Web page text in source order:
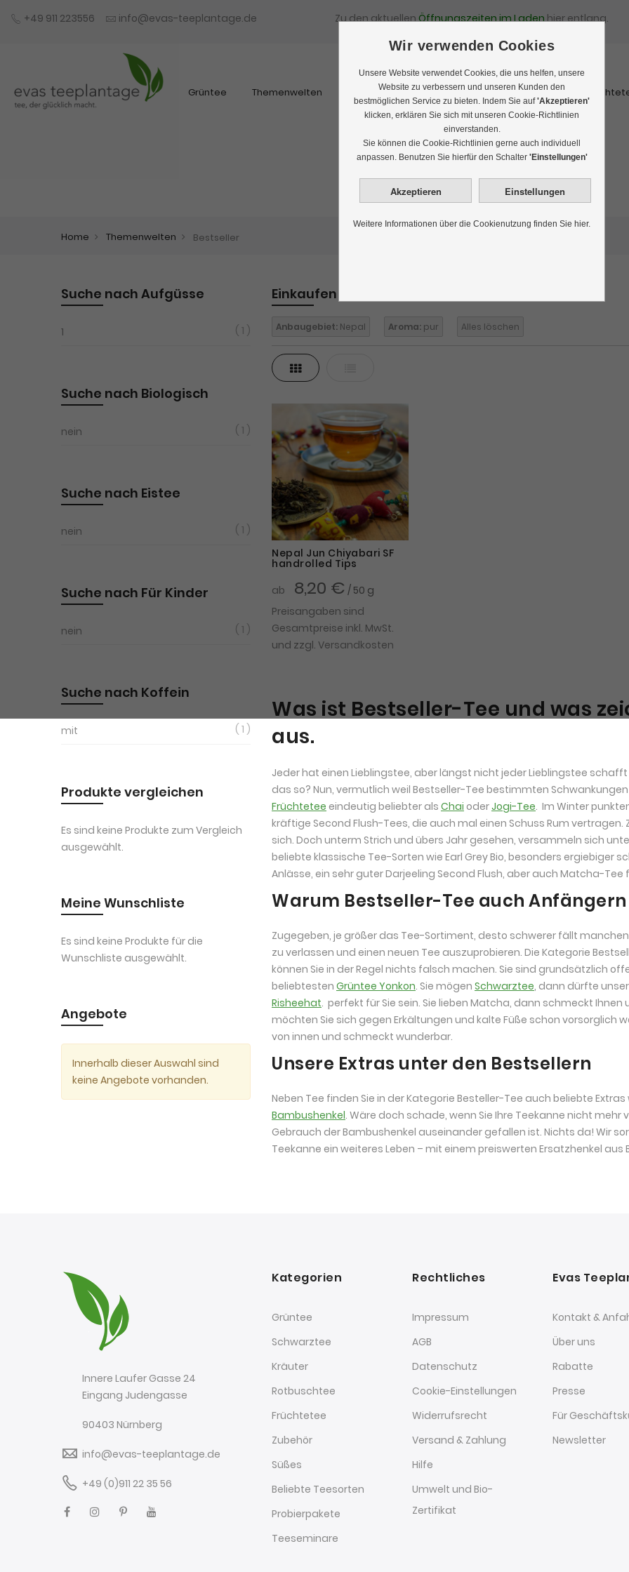
+49 911 223556 info@evas-teeplantage.de Zu den aktuellenÖffnungszeiten im Ladenhier entlang.
Grüntee Themenwelten Schwarztee Rooibostee Kräutertee
Bestseller
Home Themenwelten Bestseller
Einkaufen nach
Anbaugebiet: Nepal Aroma: pur Alles löschen
Raster
Nepal Jun Chiyabari SF
handrolled Tips
ab
8,20 € / 50 g
Preisangaben sind
Gesamtpreise inkl. MwSt.
und zzgl. Versandkosten
Was ist Bestseller-Tee und was
aus.
Jeder hat einen Lieblingstee, aber längst nicht jeder Lieblingstee
das so? Nun, vermutlich weil Bestseller-Tee bestimmten
Früchtetee eindeutig beliebter als Chai oderJogi-Tee. Im Winter
kräftige Second Flush-Tees, die auch mal einen Schuss Rum
sich. Doch unterm Strich und übers Jahr gesehen, versammeln sich
beliebte klassische Tee-Sorten wie Earl Grey Bio, besonders ergiebiger
Anlässe, ein sehr guter Darjeeling Second Flush, aber auch Matcha-Tee
Warum Bestseller-Tee auch
Zugegeben, je größer das Tee-Sortiment, desto schwerer fällt
zu verlassen und einen neuen Tee auszuprobieren. Die Kategorie
können Sie in der Regel nichts falsch machen. Sie sind grundsätzlich
beliebtesten Grüntee Yonkon. Sie mögen Schwarztee, dann dürfte
Risheehat. perfekt für Sie sein. Sie lieben Matcha, dann schmeckt Ihnen
möchten Sie sich gegen Erkältungen und kalte Füße schon vorsorglich
von innen und schmeckt wunderbar.
Unsere Extras unter den Bestsellern
Neben Tee finden Sie in der Kategorie Besteller-Tee auch beliebte Extras
Bambushenkel. Wäre doch schade, wenn Sie Ihre Teekanne nicht
Gebrauch der Bambushenkel auseinander gefallen ist. Nichts da! Wir
Teekanne ein weiteres Leben – mit einem preiswerten Ersatzhenkel aus
Suche nach Aufgüsse
1 1
Suche nach Biologisch
nein 1
Suche nach Eistee
nein 1
Suche nach Für Kinder
nein 1
Suche nach Koffein
mit 1
Produkte vergleichen
Es sind keine Produkte zum Vergleich
ausgewählt.
Meine Wunschliste
Es sind keine Produkte für die
Wunschliste ausgewählt.
Angebote
Innerhalb dieser Auswahl sind
keine Angebote vorhanden.
Innere Laufer Gasse 24
Eingang Judengasse
90403 Nürnberg
info@evas-teeplantage.de
+49 (0)911 22 35 56
Kategorien
Grüntee
Schwarztee
Kräuter
Rotbuschtee
Früchtetee
Zubehör
Süßes
Beliebte Teesorten
Probierpakete
Teeseminare
Rechtliches
Impressum
AGB
Datenschutz
Cookie-Einstellungen
Widerrufsrecht
Versand & Zahlung
Hilfe
Umwelt und Bio-
Zertifikat
Evas
Kontakt &
Über uns
Rabatte
Presse
Für
Newsletter
Wir verwenden Cookies
Unsere Website verwendet Cookies, die uns helfen, unsere
Website zu verbessern und unseren Kunden den
bestmöglichen Service zu bieten. Indem Sie auf'Akzeptieren'
klicken, erklären Sie sich mit unseren Cookie-Richtlinien
einverstanden.
Sie können die Cookie-Richtlinien gerne auch individuell
anpassen. Benutzen Sie hierfür den Schalter 'Einstellungen'
Weitere Informationen über die Cookienutzung finden Sie hier.